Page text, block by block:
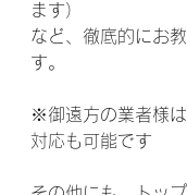
ます）
など、徹底的にお
す。
※御遠方の業者様
対応も可能です